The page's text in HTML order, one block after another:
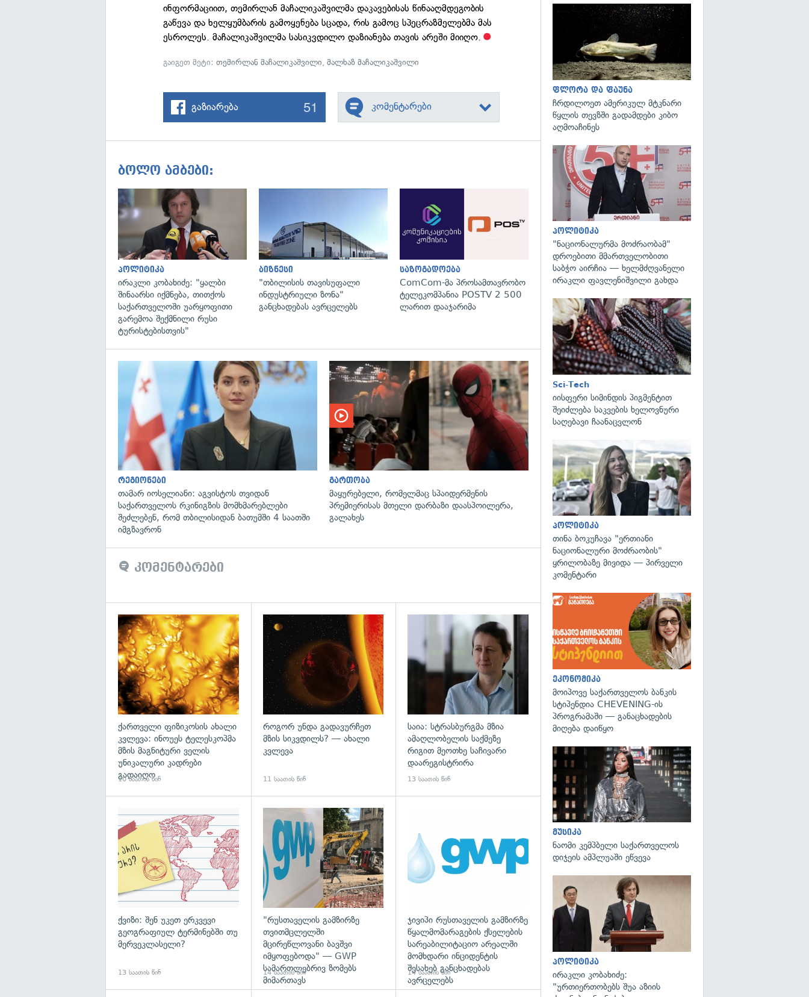
ინფორმაციით, თემირლან მაჩალიკაშვილმა დაკავებისას წინააღმდეგობის
გაწევა და ხელყუმბარის გამოყენება სცადა, რის გამოც სპეცრაზმელებმა მას
ესროლეს. მაჩალიკაშვილმა სასიკვდილო დაზიანება თავის არეში მიიღო.
გაიგეთ მეტი:თემირლან მაჩალიკაშვილი,მალხაზ მაჩალიკაშვილი
გაზიარება 51 კომენტარები
ბოლო ამბები:
პოლიტიკა
ირაკლი კობახიძე: "ყალბი
შინაარსი იქმნება, თითქოს
საქართველოში უარყოფითი
გარემოა შექმნილი რუსი
ტურისტებისთვის"
ბიზნესი
"თბილისის თავისუფალი
ინდუსტრიული ზონა"
განცხადებას ავრცელებს
გადახედვა
საზოგადოება
ComCom-მა პროსამთავრობო
ტელეკომპანია POSTV 2 500
ლარით დააჯარიმა
გადახედვა
რეგიონები
თამარ იოსელიანი: აგვისტოს თვიდან
საქართველოს რკინიგზის მომხმარებლები
შეძლებენ, რომ თბილისიდან ბათუმში 4 საათში
იმგზავრონ
გართობა
მაყურებელი, რომელმაც სპაიდერმენის
პრემიერისას მთელი დარბაზი დაასპოილერა,
გალახეს
კომენტარები
გადახედვა
ქართველი ფიზიკოსის ახალი
კვლევა: ინოუეს ტელესკოპმა
მზის მაგნიტური ველის
უნიკალური კადრები
გადაიღო
10 საათის წინ
როგორ უნდა გადავურჩეთ
მზის სიკვდილს? — ახალი
კვლევა
11 საათის წინ
საია: სტრასბურგმა მზია
ამაღლობელის საქმეზე
რიგით მეოთხე საჩივარი
დაარეგისტრირა
13 საათის წინ
ქვიზი: შენ უკეთ ერკვევი
გეოგრაფიულ ტერმინებში თუ
მერვეკლასელი?
13 საათის წინ
"რუსთაველის გამზირზე
თვითმცლელში
მცირეწლოვანი ბავშვი
იმყოფებოდა" — GWP
სამართლებრივ ზომებს
მიმართავს
14 საათის წინ
ჯივიპი რუსთაველის გამზირზე
წყალმომარაგების ქსელების
სარეაბილიტაციო არეალში
მომხდარი ინციდენტის
შესახებ განცხადებას
ავრცელებს
14 საათის წინ
ფლორა და ფაუნა
ჩრდილოეთ ამერიკულ მტკნარი
წყლის თევზში გადამდები კიბო
აღმოაჩინეს
პოლიტიკა
"ნაციონალურმა მოძრაობამ"
დროებითი მმართველობითი
საბჭო აირჩია — ხელმძღვანელი
ირაკლი ფავლენიშვილი გახდა
Sci-Tech
იისფერი სიმინდის პიგმენტით
შეიძლება საკვების ხელოვნური
საღებავი ჩაანაცვლონ
პოლიტიკა
თინა ბოკუჩავა "ერთიანი
ნაციონალური მოძრაობის"
ყრილობაზე მივიდა — პირველი
კომენტარი
ეკონომიკა
მოიპოვე საქართველოს ბანკის
სტიპენდია CHEVENING-ის
პროგრამაში — განაცხადების
მიღება დაიწყო
მუსიკა
ნაომი კემპბელი საქართველოს
დიჯეის ამპლუაში ეწვევა
პოლიტიკა
ირაკლი კობახიძე:
"ურთიერთობებს შუა აზიის